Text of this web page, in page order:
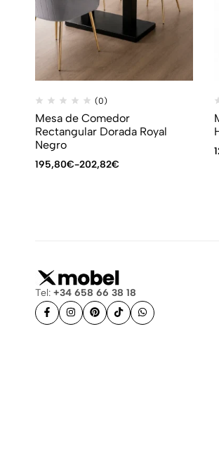
(0)
Mesa de Comedor
Rectangular Dorada Royal
Negro
195,80€-202,82€
Tel: +34 658 66 38 18